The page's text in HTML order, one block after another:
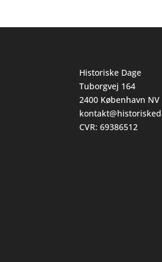
Historiske Dage
Tuborgvej 164
2400 København NV
CVR: 69386512